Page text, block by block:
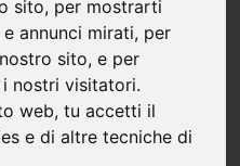
sito, per mostrarti
annunci mirati, per
sito, e per
nostri visitatori.
web, tu accetti il
e di altre tecniche di